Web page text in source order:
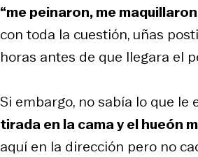
“me peinaron, me
con toda la cuestión, uñas
horas antes de que llegara el
Si embargo, no sabía lo que le
tirada en la cama y el hueón
aquí en la dirección pero no